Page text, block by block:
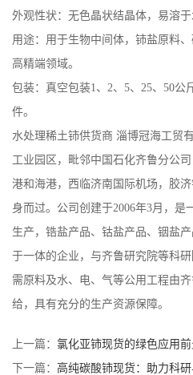
外观性状：无色晶状结晶体，易溶于
用途：用于生物中间体，铈盐原料
高精端领域。
包装：真空包装1、2、5、25、50公
件。
水处理稀土铈供货商 淄博冠海工贸
工业园区，毗邻中国石化齐鲁分公
港和海港，西临济南国际机场，胶
身而过。公司创建于2006年3月，是
生产，锆盐产品、钴盐产品、铟盐
于一体的企业，与齐鲁研究院等科
需原料及水、电、气等公用工程由
给，具有充分的生产资源保障。
上一篇： 氯化亚铈现货的绿色应用
下一篇： 高纯碳酸铈现货：助力科